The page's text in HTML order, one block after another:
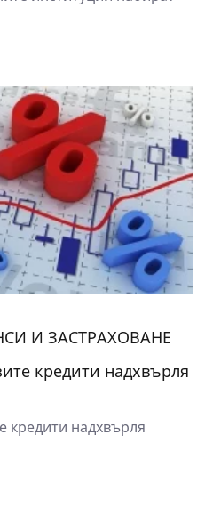
И ЗАСТРАХОВАНЕ
кредити надхвърля
кредити надхвърля